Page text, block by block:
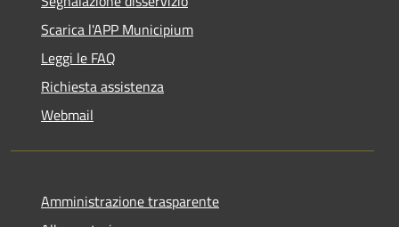
Scarica l'APP Municipium
Leggi le FAQ
Richiesta assistenza
Webmail
Amministrazione trasparente